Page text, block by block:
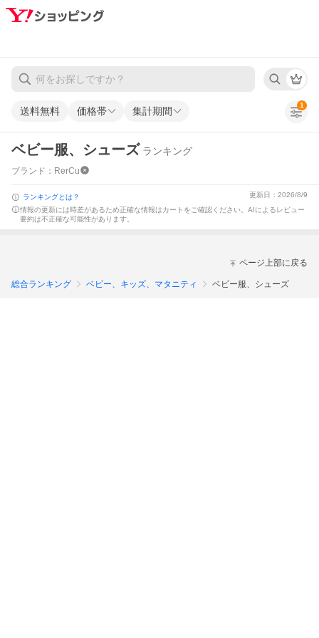
送料無料 価格帯 集計期間
1
ベビー服、シューズ ランキング
ブランド：RerCu
ランキングとは？
更新日：2026/8/9
情報の更新には時差があるため正確な情報はカートをご確認ください。 AIによるレビュー
要約は不正確な可能性があります。
ページ上部に戻る
総合ランキング ベビー、キッズ、マタニティ ベビー服、シューズ